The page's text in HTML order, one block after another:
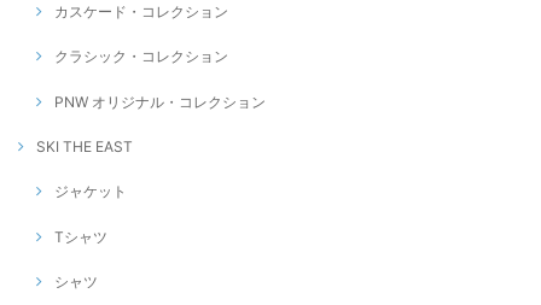
カスケード・コレクション
クラシック・コレクション
PNW オリジナル・コレクション
SKI THE EAST
ジャケット
Tシャツ
シャツ